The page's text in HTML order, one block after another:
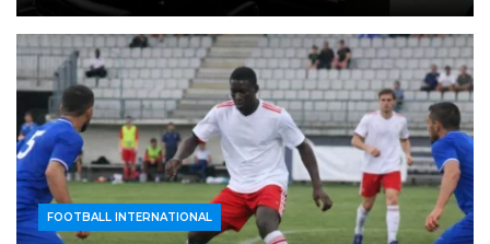
FOOTBALL INTERNATIONAL